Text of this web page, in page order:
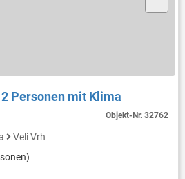
Personen mit Klima
Objekt-Nr.32762
Veli Vrh